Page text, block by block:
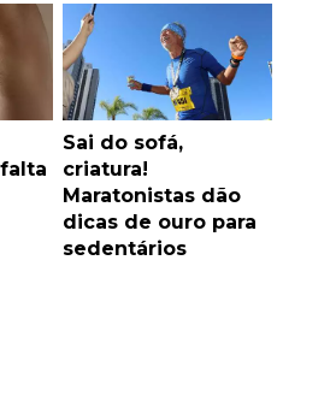
Sai do sofá,
criatura!
Maratonistas dão
dicas de ouro para
sedentários